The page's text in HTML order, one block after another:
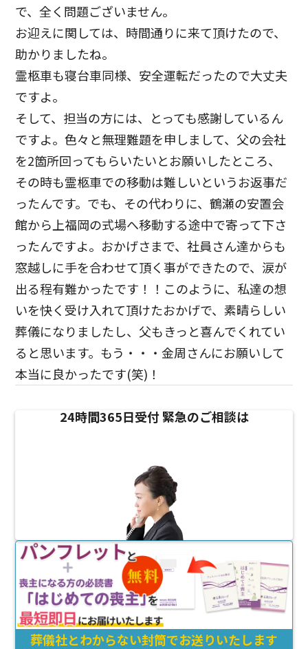
で、全く問題ございません。
お迎えに関しては、時間通りに来て頂けたので、
助かりましたね。
霊柩車も寝台車同様、安全運転だったので大丈夫
ですよ。
そして、担当の方には、とっても感謝しているん
ですよ。色々と無理難題を申しまして、父の会社
を2箇所回ってもらいたいとお願いしたところ、
その時も霊柩車での移動は難しいというお返事だ
ったんです。でも、その代わりに、鶴瀬の安置会
館から上福岡の式場へ移動する途中で寄って下さ
ったんですよ。おかげさまで、社員さん達からも
窓越しに手を合わせて頂く事ができたので、涙が
出る程有難かったです！！このように、私達の想
いを快く受け入れて頂けたおかげで、素晴らしい
葬儀になりましたし、父もきっと喜んでくれてい
ると思います。もう・・・金周さんにお願いして
本当に良かったです(笑)！
24時間365日受付緊急のご相談は
葬儀社とわからない封筒でお送りいたします